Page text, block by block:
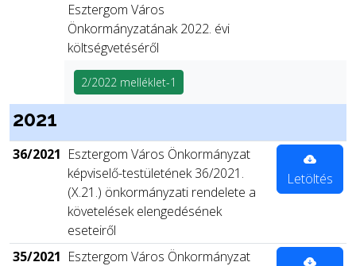
Esztergom Város
Önkormányzatának 2022. évi
költségvetéséről
2/2022 melléklet-1
2021
36/2021 Esztergom Város Önkormányzat
képviselő-testületének 36/2021.
(X.21.) önkormányzati rendelete a
követelések elengedésének
eseteiről
Letöltés
35/2021 Esztergom Város Önkormányzat